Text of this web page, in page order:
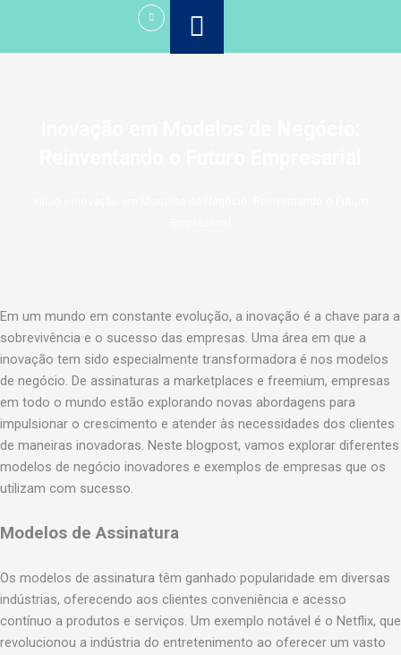
o
Em um mundo em constante evolução, a inovação é a chave para a
sobrevivência e o sucesso das empresas. Uma área em que a
inovação tem sido especialmente transformadora é nos modelos
de negócio. De assinaturas a marketplaces e freemium, empresas
em todo o mundo estão explorando novas abordagens para
impulsionar o crescimento e atender às necessidades dos clientes
de maneiras inovadoras. Neste blogpost, vamos explorar diferentes
modelos de negócio inovadores e exemplos de empresas que os
utilizam com sucesso.
Modelos de Assinatura
Os modelos de assinatura têm ganhado popularidade em diversas
indústrias, oferecendo aos clientes conveniência e acesso
contínuo a produtos e serviços. Um exemplo notável é o Netflix, que
revolucionou a indústria do entretenimento ao oferecer um vasto